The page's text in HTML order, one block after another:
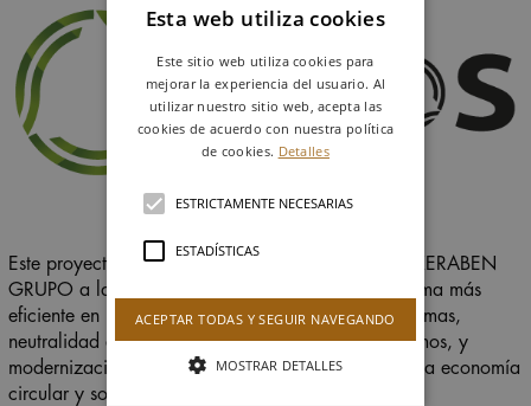
Este proyecto constituye una contribución más de KERABEN
GRUPO a la transición industrial hacia un paradigma más
eficiente en la utilización de recursos y materias primas,
neutralidad en las emisiones, recirculación de insumos, y
modernización de la producción para conseguir una economía
circular y sostenible.
Esta web utiliza cookies
Este sitio web utiliza cookies para
mejorar la experiencia del usuario. Al
utilizar nuestro sitio web, acepta las
cookies de acuerdo con nuestra política
de cookies. Detalles
ESTRICTAMENTE NECESARIAS
ESTADÍSTICAS
ACEPTAR TODAS Y SEGUIR NAVEGANDO
MOSTRAR DETALLES